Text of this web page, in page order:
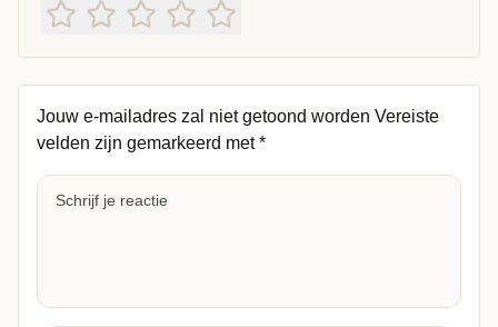
Jouw e-mailadres zal niet getoond worden Vereiste
velden zijn gemarkeerd met*